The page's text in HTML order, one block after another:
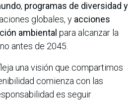
, programas de diversidad y
globales, y acciones
ambiental para alcanzar la
antes de 2045.
una visión que compartimos
comienza con las
es seguir